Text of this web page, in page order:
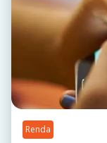
Renda